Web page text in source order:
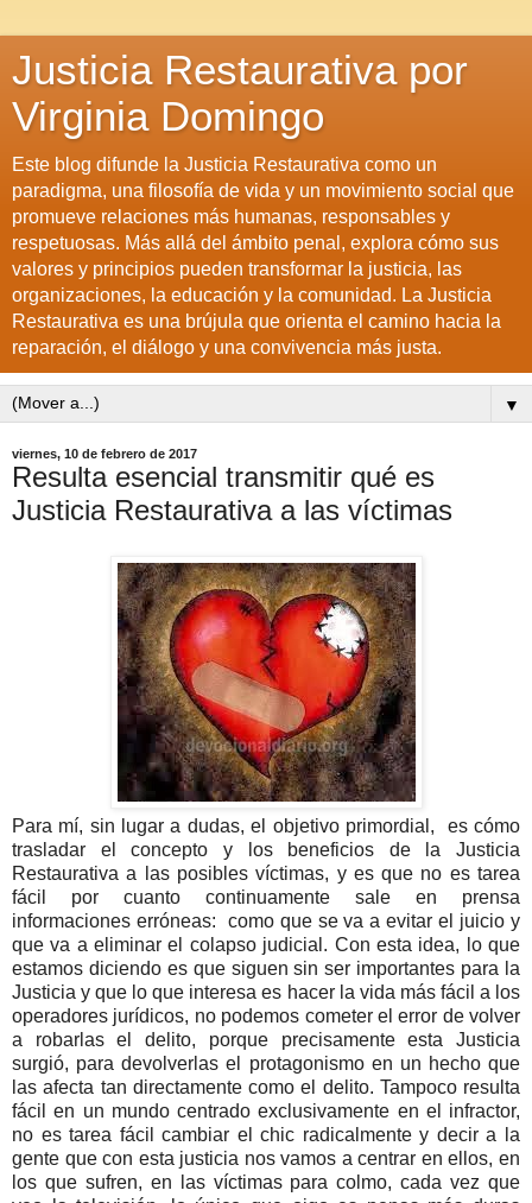
Justicia Restaurativa por
Virginia Domingo
Este blog difunde la Justicia Restaurativa como un
paradigma, una filosofía de vida y un movimiento social que
promueve relaciones más humanas, responsables y
respetuosas. Más allá del ámbito penal, explora cómo sus
valores y principios pueden transformar la justicia, las
organizaciones, la educación y la comunidad. La Justicia
Restaurativa es una brújula que orienta el camino hacia la
reparación, el diálogo y una convivencia más justa.
▼
viernes, 10 de febrero de 2017
Resulta esencial transmitir qué es
Justicia Restaurativa a las víctimas
Para mí, sin lugar a dudas, el objetivo primordial, es cómo
trasladar el concepto y los beneficios de la Justicia
Restaurativa a las posibles víctimas, y es que no es tarea
fácil por cuanto continuamente sale en prensa
informaciones erróneas: como que se va a evitar el juicio y
que va a eliminar el colapso judicial. Con esta idea, lo que
estamos diciendo es que siguen sin ser importantes para la
Justicia y que lo que interesa es hacer la vida más fácil a los
operadores jurídicos, no podemos cometer el error de volver
a robarlas el delito, porque precisamente esta Justicia
surgió, para devolverlas el protagonismo en un hecho que
las afecta tan directamente como el delito. Tampoco resulta
fácil en un mundo centrado exclusivamente en el infractor,
no es tarea fácil cambiar el chic radicalmente y decir a la
gente que con esta justicia nos vamos a centrar en ellos, en
los que sufren, en las víctimas para colmo, cada vez que